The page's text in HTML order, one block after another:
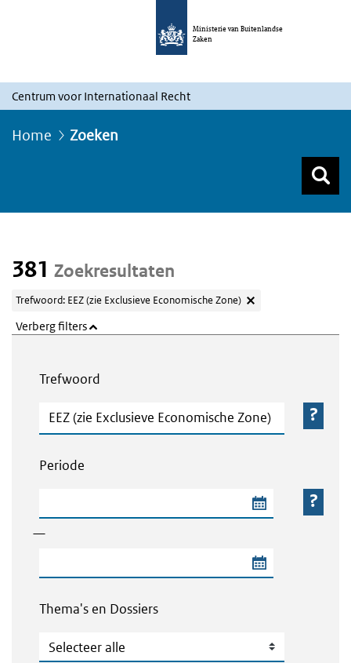
Ministerie van Buitenlandse
Zaken
Centrum voor Internationaal Recht
Home Zoeken
381 Zoekresultaten
Trefwoord: EEZ (zie Exclusieve Economische Zone)
Verberg filters
Trefwoord
Trefwoord
Periode
—
Thema's en Dossiers
Thema's en Dossiers